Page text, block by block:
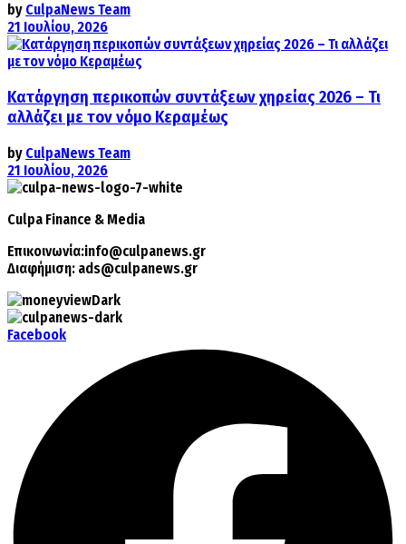
by CulpaNews Team
21 Ιουλίου, 2026
Κατάργηση περικοπών συντάξεων χηρείας 2026 – Τι
αλλάζει με τον νόμο Κεραμέως
by CulpaNews Team
21 Ιουλίου, 2026
Culpa Finance & Media
Επικοινωνία:info@culpanews.gr
Διαφήμιση: ads@culpanews.gr
Facebook